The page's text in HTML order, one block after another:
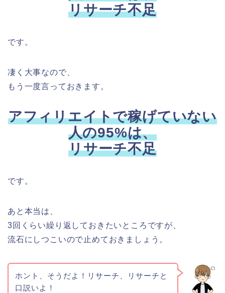
リサーチ不足
です。
凄く大事なので、
もう一度言っておきます。
アフィリエイトで稼げていない
人の95%は、
リサーチ不足
です。
あと本当は、
3回くらい繰り返しておきたいところですが、
流石にしつこいので止めておきましょう。
ホント、そうだよ！リサーチ、リサーチと
口説いよ！